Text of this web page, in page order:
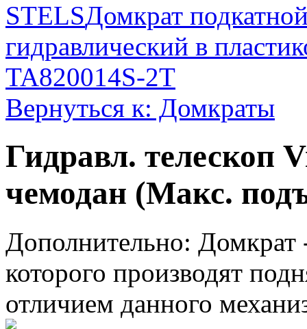
STELSДомкрат
гидравлический в
TA820014S-2T
Вернуться к: Домкраты
Гидравл. телескоп
чемодан (Макс.
Дополнительно:
которого производят
отличием данного